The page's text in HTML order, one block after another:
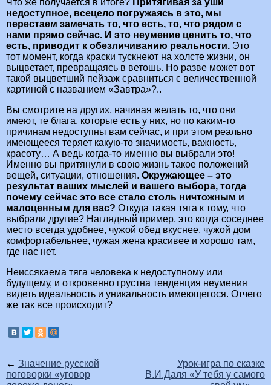
недоступное, всецело погружаясь в это, мы
перестаем замечать то, что есть, то, что рядом с
нами прямо сейчас. И это неумение ценить то, что
есть, приводит к обезличиванию реальности. Это
тот момент, когда краски тускнеют на холсте жизни, он
выцветает, превращаясь в ветошь. Но разве может вот
такой выцветший пейзаж сравниться с величественной
картиной с названием «Завтра»?..
Вы смотрите на других, начиная желать то, что они
имеют, те блага, которые есть у них, но по каким-то
причинам недоступны вам сейчас, и при этом реально
имеющееся теряет какую-то значимость, важность,
красоту… А ведь когда-то именно вы выбрали это!
Именно вы притянули в свою жизнь такое положений
вещей, ситуации, отношения. Окружающее – это
результат ваших мыслей и вашего выбора, тогда
почему сейчас это все стало столь ничтожным и
малоценным для вас? Откуда такая тяга к тому, что
выбрали другие? Наглядный пример, это когда соседнее
место всегда удобнее, чужой обед вкуснее, чужой дом
комфортабельнее, чужая жена красивее и хорошо там,
где нас нет.
Неиссякаема тяга человека к недоступному или
будущему, и откровенно грустна тенденция неумения
видеть идеальность и уникальность имеющегося. Отчего
же так все происходит?
← Значение русской
поговорки «уговор
Урок-игра по сказке
В.И.Даля «У тебя у самого